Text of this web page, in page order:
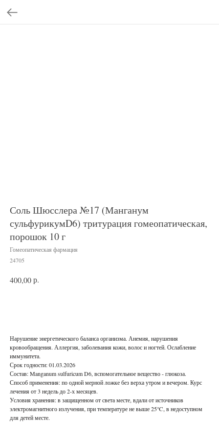
Соль Шюсслера №17 (Манганум
сульфурикумD6) тритурация гомеопатическая,
порошок 10 г
Гомеопатическая фармация
24705
400,00р.
Нарушение энергетического баланса организма. Анемия, нарушения
кровообращения. Аллергия, заболевания кожи, волос и ногтей. Ослабление
иммунитета.
Срок годности: 01.03.2026
Состав: Manganum sulfuricum D6, вспомогательное вещество - глюкоза.
Способ применения: по одной мерной ложке без верха утром и вечером. Курс
лечения от 3 недель до 2-х месяцев.
Условия хранения: в защищенном от света месте, вдали от источников
электромагнитного излучения, при температуре не выше 25℃, в недоступном
для детей месте.